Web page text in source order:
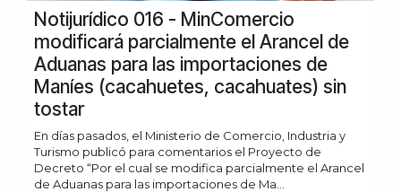
Notijurídico 016 - MinComercio
modificará parcialmente el Arancel de
Aduanas para las importaciones de
Maníes (cacahuetes, cacahuates) sin
tostar
En días pasados, el Ministerio de Comercio, Industria y
Turismo publicó para comentarios el Proyecto de
Decreto “Por el cual se modifica parcialmente el Arancel
de Aduanas para las importaciones de Ma...